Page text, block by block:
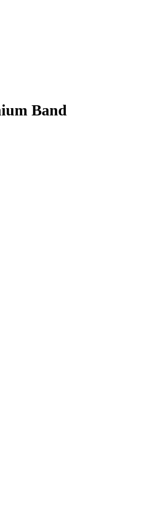
Band